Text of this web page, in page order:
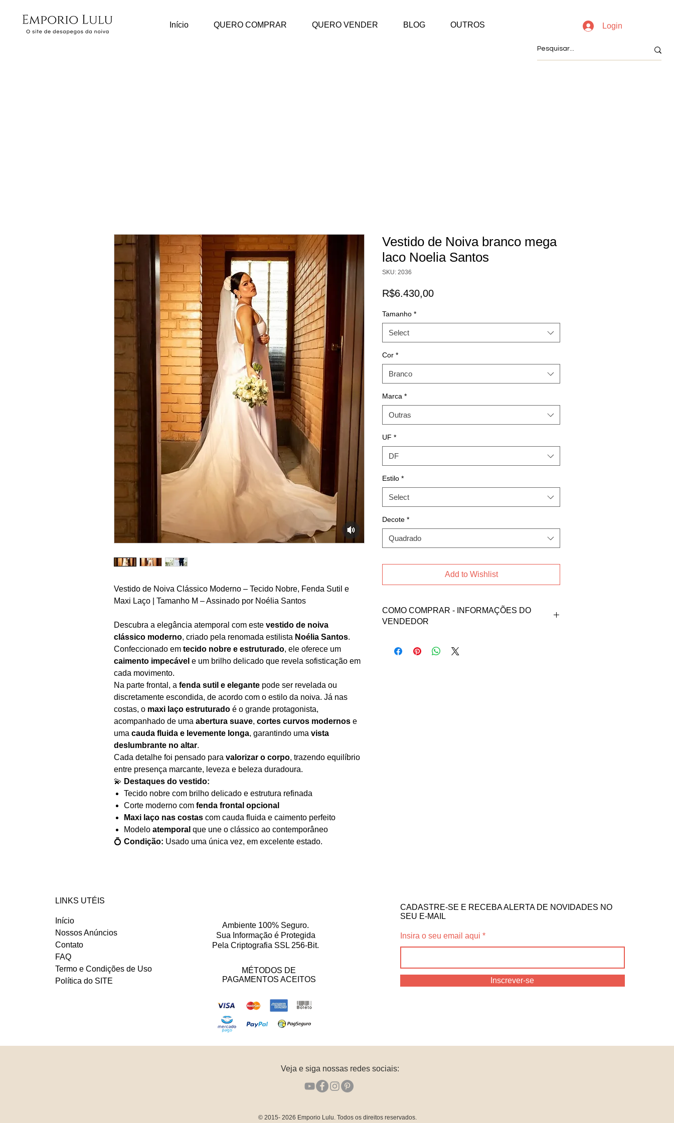
Início QUERO COMPRAR QUERO VENDER BLOG OUTROS Login
Vestido de Noiva Clássico Moderno – Tecido Nobre, Fenda Sutil e
Maxi Laço | Tamanho M – Assinado por Noélia Santos
Descubra a elegância atemporal com este vestido de noiva
clássico moderno, criado pela renomada estilista Noélia Santos.
Confeccionado em tecido nobre e estruturado, ele oferece um
caimento impecável e um brilho delicado que revela sofisticação em
cada movimento.
Na parte frontal, a fenda sutil e elegante pode ser revelada ou
discretamente escondida, de acordo com o estilo da noiva. Já nas
costas, o maxi laço estruturado é o grande protagonista,
acompanhado de uma abertura suave, cortes curvos modernos e
uma cauda fluida e levemente longa, garantindo uma vista
deslumbrante no altar.
Cada detalhe foi pensado para valorizar o corpo, trazendo equilíbrio
entre presença marcante, leveza e beleza duradoura.
💫 Destaques do vestido:
Tecido nobre com brilho delicado e estrutura refinada
Corte moderno com fenda frontal opcional
Maxi laço nas costas com cauda fluida e caimento perfeito
Modelo atemporal que une o clássico ao contemporâneo
💍 Condição: Usado uma única vez, em excelente estado.
Vestido de Noiva branco mega
laco Noelia Santos
SKU: 2036
R$6.430,00Price
Tamanho *
Select
Cor *
Branco
Marca *
Outras
UF *
DF
Estilo *
Select
Decote *
Quadrado
Add to Wishlist
COMO COMPRAR - INFORMAÇÕES DO
VENDEDOR
a vendedora Nayara nos contatos abaixos:
LINKS UTÉIS
Início
Nossos Anúncios
Contato
FAQ
Termo e Condições de Uso
Política do SITE
Ambiente 100% Seguro.
Sua Informação é Protegida
Pela Criptografia SSL 256-Bit.
MÉTODOS DE
PAGAMENTOS ACEITOS
CADASTRE-SE E RECEBA ALERTA DE NOVIDADES NO
SEU E-MAIL
Insira o seu email aqui
Inscrever-se
Veja e siga nossas redes sociais:
© 2015- 2026 Emporio Lulu. Todos os direitos reservados.